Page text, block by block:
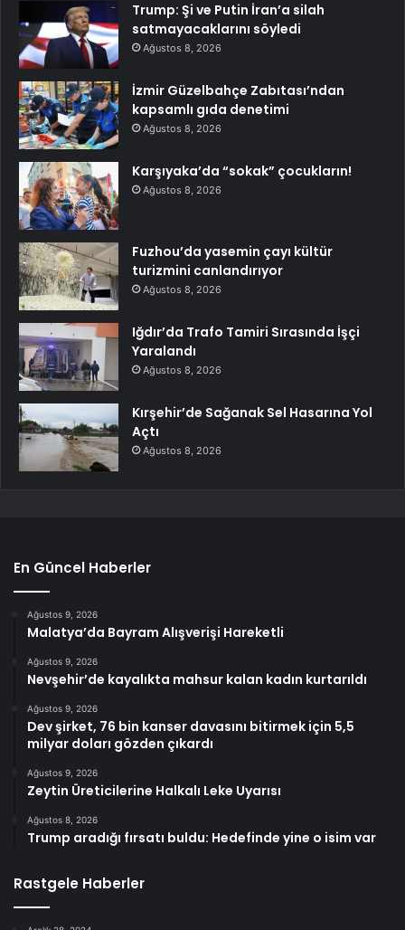
Trump: Şi ve Putin İran’a silah
satmayacaklarını söyledi
Ağustos 8, 2026
İzmir Güzelbahçe Zabıtası’ndan
kapsamlı gıda denetimi
Ağustos 8, 2026
Karşıyaka’da “sokak” çocukların!
Ağustos 8, 2026
Fuzhou’da yasemin çayı kültür
turizmini canlandırıyor
Ağustos 8, 2026
Iğdır’da Trafo Tamiri Sırasında İşçi
Yaralandı
Ağustos 8, 2026
Kırşehir’de Sağanak Sel Hasarına Yol
Açtı
Ağustos 8, 2026
En Güncel Haberler
Ağustos 9, 2026
Malatya’da Bayram Alışverişi Hareketli
Ağustos 9, 2026
Nevşehir’de kayalıkta mahsur kalan kadın kurtarıldı
Ağustos 9, 2026
Dev şirket, 76 bin kanser davasını bitirmek için 5,5
milyar doları gözden çıkardı
Ağustos 9, 2026
Zeytin Üreticilerine Halkalı Leke Uyarısı
Ağustos 8, 2026
Trump aradığı fırsatı buldu: Hedefinde yine o isim var
Rastgele Haberler